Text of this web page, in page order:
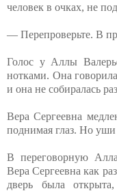
человек в очках, не
— Перепроверьте. В
Голос у Аллы
нотками. Она
и она не собиралась
Вера Сергеевна
поднимая глаз. Но
В переговорную
Вера Сергеевна как
дверь была